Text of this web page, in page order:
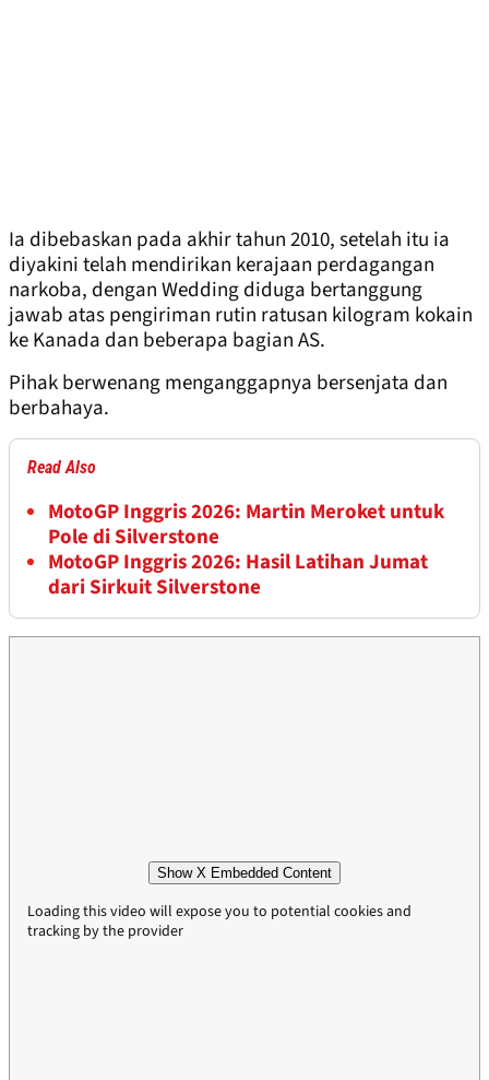
Ia dibebaskan pada akhir tahun 2010, setelah itu ia
diyakini telah mendirikan kerajaan perdagangan
narkoba, dengan Wedding diduga bertanggung
jawab atas pengiriman rutin ratusan kilogram kokain
ke Kanada dan beberapa bagian AS.
Pihak berwenang menganggapnya bersenjata dan
berbahaya.
Read Also
MotoGP Inggris 2026: Martin Meroket untuk
Pole di Silverstone
MotoGP Inggris 2026: Hasil Latihan Jumat
dari Sirkuit Silverstone
Show X Embedded Content
Loading this video will expose you to potential cookies and
tracking by the provider